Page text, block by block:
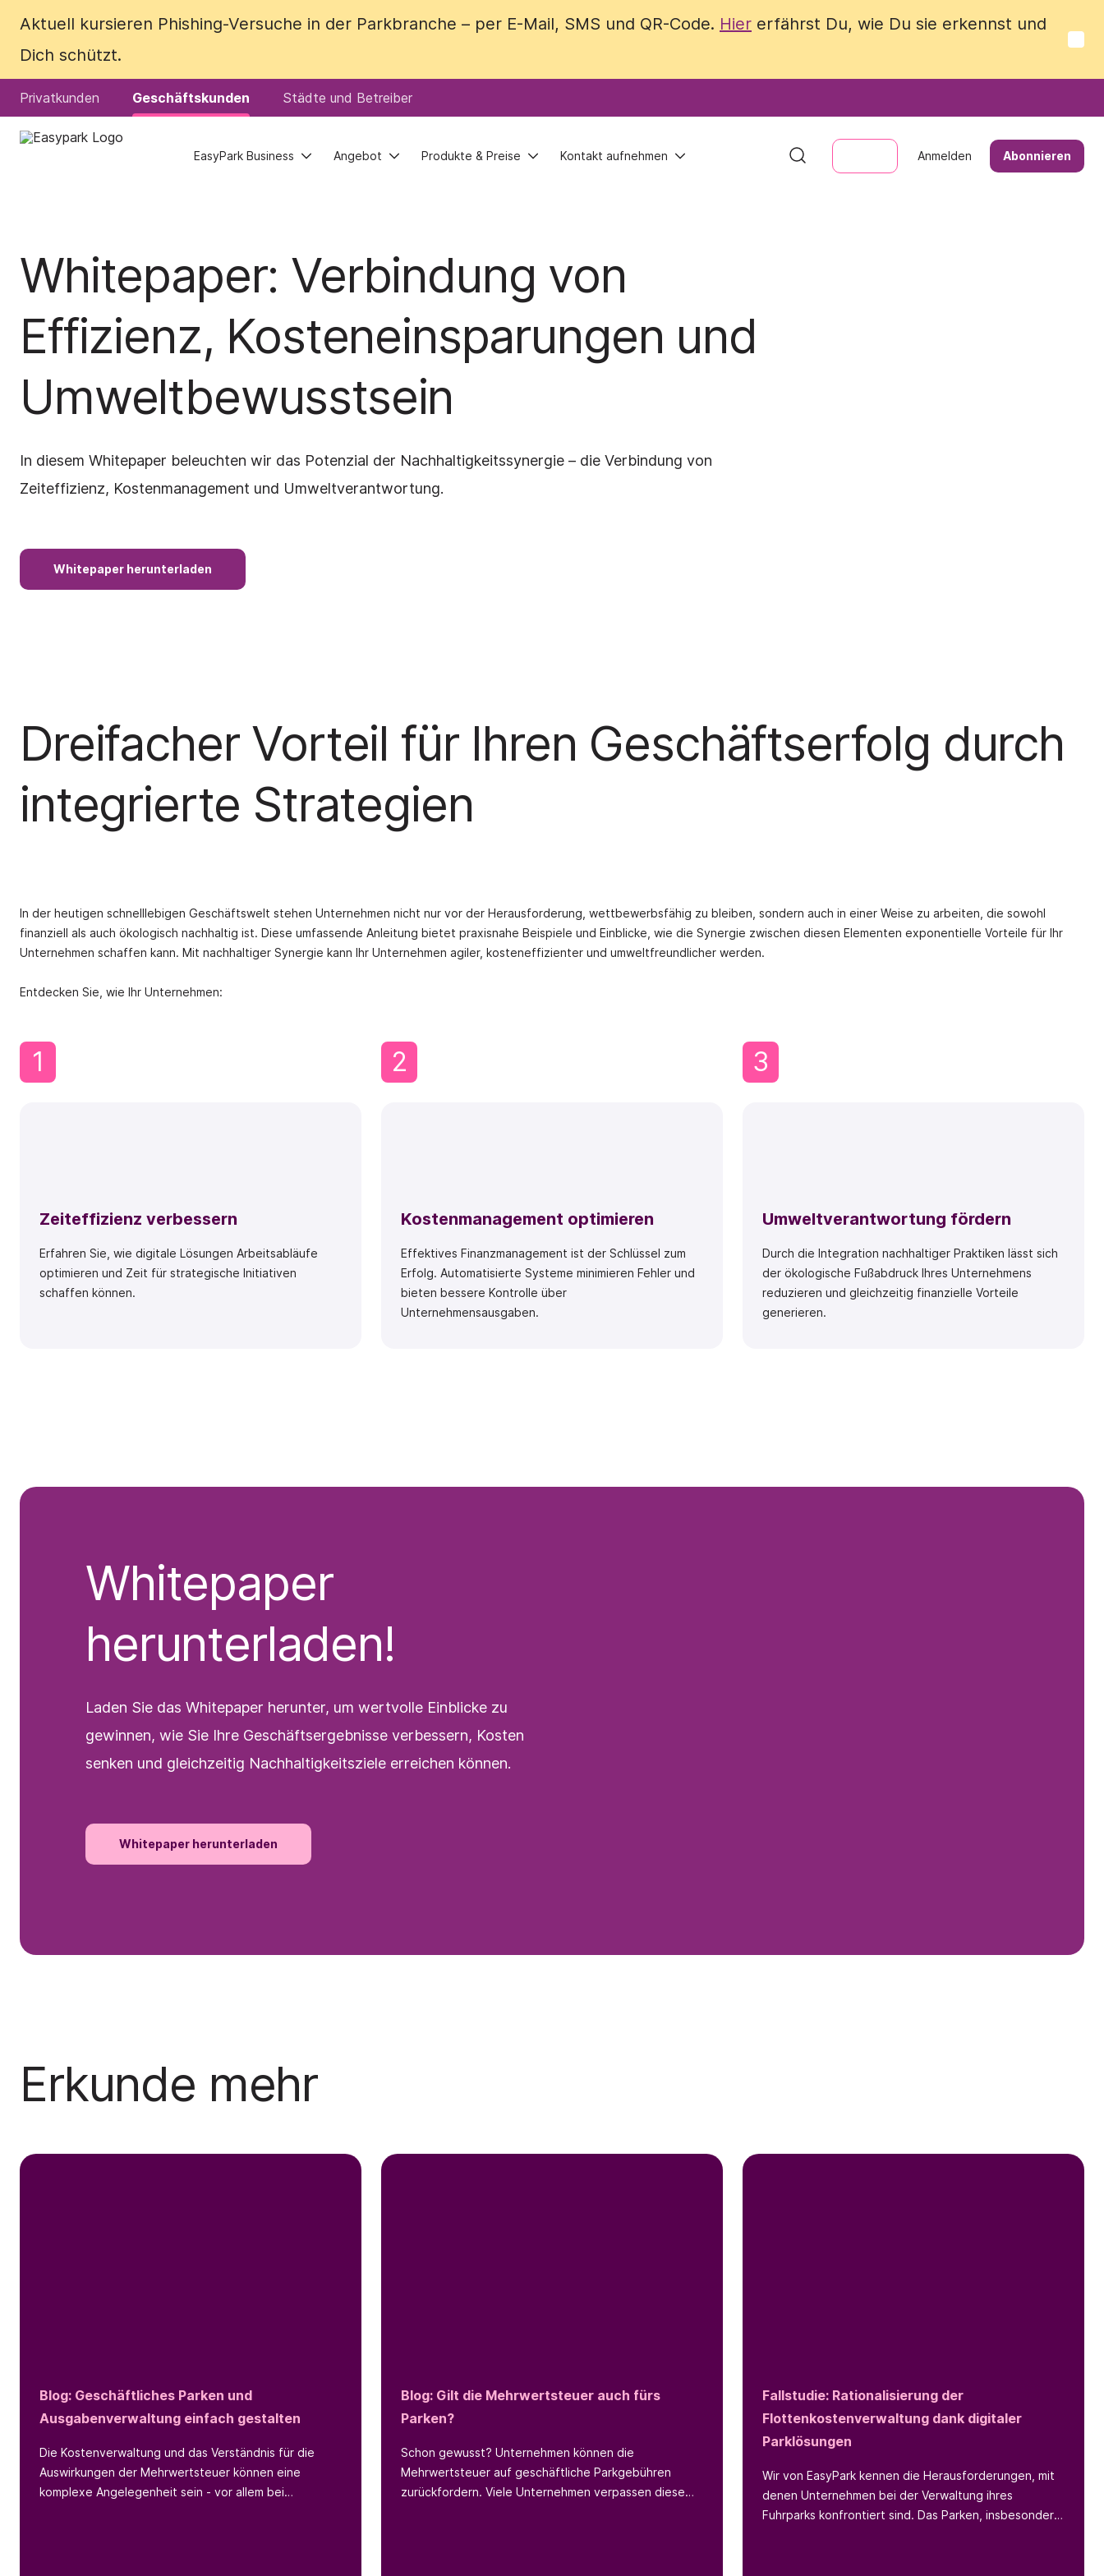
Aktuell kursieren Phishing-Versuche in der Parkbranche – per E-Mail, SMS und QR-Code. Hier erfährst Du, wie Du sie erkennst und
Dich schützt.
Privatkunden Geschäftskunden Städte und Betreiber
EasyPark Business Angebot Produkte & Preise Kontakt aufnehmen Anmelden Abonnieren
Aktuell kursieren Phishing-Versuche in der Parkbranche – per E-Mail, SMS und QR-Code. Hier erfährst Du, wie Du sie erkennst und
Dich schützt.
Privatkunden Geschäftskunden Städte und Betreiber
EasyPark Business Angebot Produkte & Preise Kontakt aufnehmen Anmelden Abonnieren
Whitepaper: Verbindung von
Effizienz, Kosteneinsparungen und
Umweltbewusstsein
In diesem Whitepaper beleuchten wir das Potenzial der Nachhaltigkeitssynergie – die Verbindung von
Zeiteffizienz, Kostenmanagement und Umweltverantwortung.
Whitepaper herunterladen
Dreifacher Vorteil für Ihren Geschäftserfolg durch
integrierte Strategien
In der heutigen schnelllebigen Geschäftswelt stehen Unternehmen nicht nur vor der Herausforderung, wettbewerbsfähig zu bleiben, sondern auch in einer Weise zu arbeiten, die sowohl
finanziell als auch ökologisch nachhaltig ist. Diese umfassende Anleitung bietet praxisnahe Beispiele und Einblicke, wie die Synergie zwischen diesen Elementen exponentielle Vorteile für Ihr
Unternehmen schaffen kann. Mit nachhaltiger Synergie kann Ihr Unternehmen agiler, kosteneffizienter und umweltfreundlicher werden.
Entdecken Sie, wie Ihr Unternehmen:
1
Zeiteffizienz verbessern
Erfahren Sie, wie digitale Lösungen Arbeitsabläufe
optimieren und Zeit für strategische Initiativen
schaffen können.
2
Kostenmanagement optimieren
Effektives Finanzmanagement ist der Schlüssel zum
Erfolg. Automatisierte Systeme minimieren Fehler und
bieten bessere Kontrolle über
Unternehmensausgaben.
3
Umweltverantwortung fördern
Durch die Integration nachhaltiger Praktiken lässt sich
der ökologische Fußabdruck Ihres Unternehmens
reduzieren und gleichzeitig finanzielle Vorteile
generieren.
Whitepaper
herunterladen!
Laden Sie das Whitepaper herunter, um wertvolle Einblicke zu
gewinnen, wie Sie Ihre Geschäftsergebnisse verbessern, Kosten
senken und gleichzeitig Nachhaltigkeitsziele erreichen können.
Whitepaper herunterladen
Erkunde mehr
Blog: Geschäftliches Parken und
Ausgabenverwaltung einfach gestalten
Die Kostenverwaltung und das Verständnis für die
Auswirkungen der Mehrwertsteuer können eine
komplexe Angelegenheit sein - vor allem bei
Blog: Gilt die Mehrwertsteuer auch fürs
Parken?
Schon gewusst? Unternehmen können die
Mehrwertsteuer auf geschäftliche Parkgebühren
zurückfordern. Viele Unternehmen verpassen diese
Fallstudie: Rationalisierung der
Flottenkostenverwaltung dank digitaler
Parklösungen
Wir von EasyPark kennen die Herausforderungen, mit
denen Unternehmen bei der Verwaltung ihres
Fuhrparks konfrontiert sind. Das Parken, insbesondere